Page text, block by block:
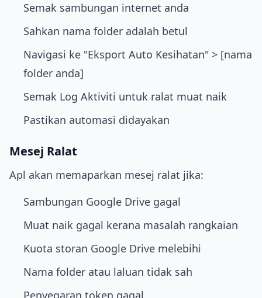
Semak sambungan internet anda
Sahkan nama folder adalah betul
Navigasi ke "Eksport Auto Kesihatan" > [nama
folder anda]
Semak Log Aktiviti untuk ralat muat naik
Pastikan automasi didayakan
Mesej Ralat
Apl akan memaparkan mesej ralat jika:
Sambungan Google Drive gagal
Muat naik gagal kerana masalah rangkaian
Kuota storan Google Drive melebihi
Nama folder atau laluan tidak sah
Penyegaran token gagal